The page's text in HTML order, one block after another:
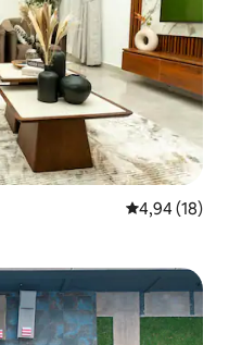
Évaluation
4,94 (18)